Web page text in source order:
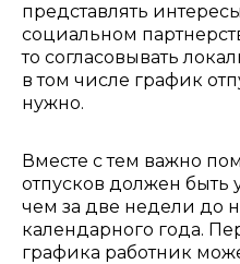
представлять
социальном
то согласовывать
в том числе график
нужно.
Вместе с тем важно
отпусков должен быть
чем за две недели до
календарного года.
графика работник